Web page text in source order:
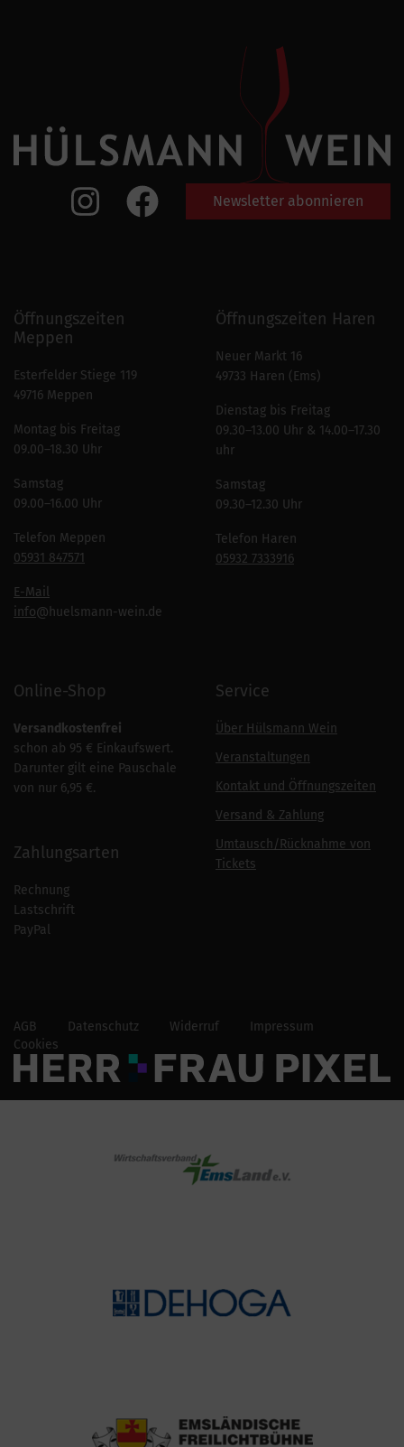
Newsletter abonnieren
Öffnungszeiten
Meppen
Esterfelder Stiege 119
49716 Meppen
Montag bis Freitag
09.00–18.30 Uhr
Samstag
09.00–16.00 Uhr
Telefon Meppen
05931 847571
E-Mail
info@huelsmann-wein.de
Öffnungszeiten Haren
Neuer Markt 16
49733 Haren (Ems)
Dienstag bis Freitag
09.30–13.00 Uhr & 14.00–17.30
uhr
Samstag
09.30–12.30 Uhr
Telefon Haren
05932 7333916
Online-Shop
Versandkostenfrei
schon ab 95 € Einkaufswert.
Darunter gilt eine Pauschale
von nur 6,95 €.
Zahlungsarten
Rechnung
Lastschrift
PayPal
Service
Über Hülsmann Wein
Veranstaltungen
Kontakt und Öffnungszeiten
Versand & Zahlung
Umtausch/Rücknahme von
Tickets
AGB Datenschutz Widerruf
Impressum
Cookies